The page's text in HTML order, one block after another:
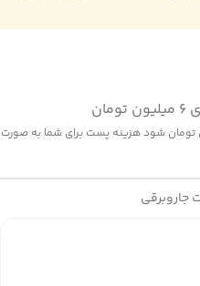
حساب شما بالای 6 میلیون تومان شود هزینه پست برای شما به صورت
جاروبرقی